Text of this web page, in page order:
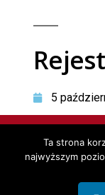
5
Ta strona
najwyższym